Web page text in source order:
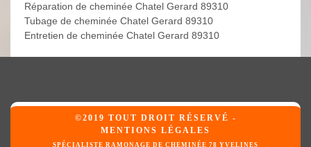
Réparation de cheminée Chatel Gerard 89310
Tubage de cheminée Chatel Gerard 89310
Entretien de cheminée Chatel Gerard 89310
©2019 TOUT DROIT RÉSERVÉ -
MENTIONS LÉGALES
SPÉCIALISTE RAMONAGE DE CHEMINÉE 78 YVELINES